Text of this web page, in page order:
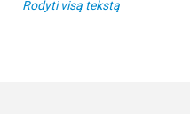
Rodyti visą tekstą